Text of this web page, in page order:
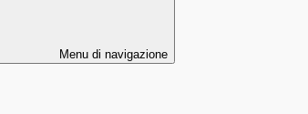
Menu di navigazione